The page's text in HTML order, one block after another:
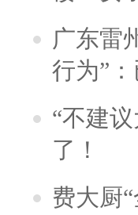
广东雷
行为”
“不建
了！
费大厨